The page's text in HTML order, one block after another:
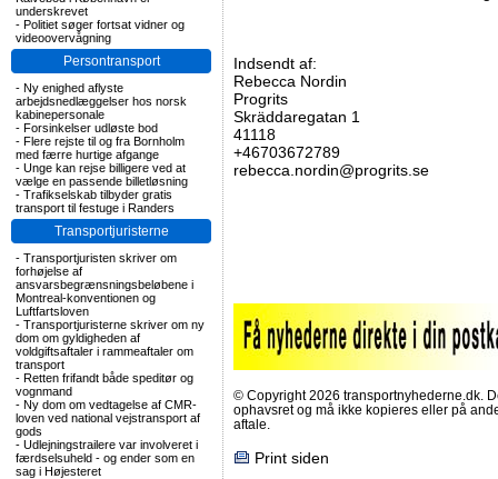
underskrevet
- Politiet søger fortsat vidner og
videoovervågning
Persontransport
- Ny enighed aflyste
arbejdsnedlæggelser hos norsk
kabinepersonale
- Forsinkelser udløste bod
- Flere rejste til og fra Bornholm
med færre hurtige afgange
- Unge kan rejse billigere ved at
vælge en passende billetløsning
- Trafikselskab tilbyder gratis
transport til festuge i Randers
Transportjuristerne
- Transportjuristen skriver om
forhøjelse af
ansvarsbegrænsningsbeløbene i
Montreal-konventionen og
Luftfartsloven
- Transportjuristerne skriver om ny
dom om gyldigheden af
voldgiftsaftaler i rammeaftaler om
transport
- Retten frifandt både speditør og
vognmand
- Ny dom om vedtagelse af CMR-
loven ved national vejstransport af
gods
- Udlejningstrailere var involveret i
færdselsuheld - og ender som en
sag i Højesteret
Indsendt af:
Rebecca Nordin
Progrits
Skräddaregatan 1
41118
+46703672789
rebecca.nordin@progrits.se
© Copyright 2026 transportnyhederne.dk.
ophavsret og må ikke kopieres eller på
aftale.
Print siden